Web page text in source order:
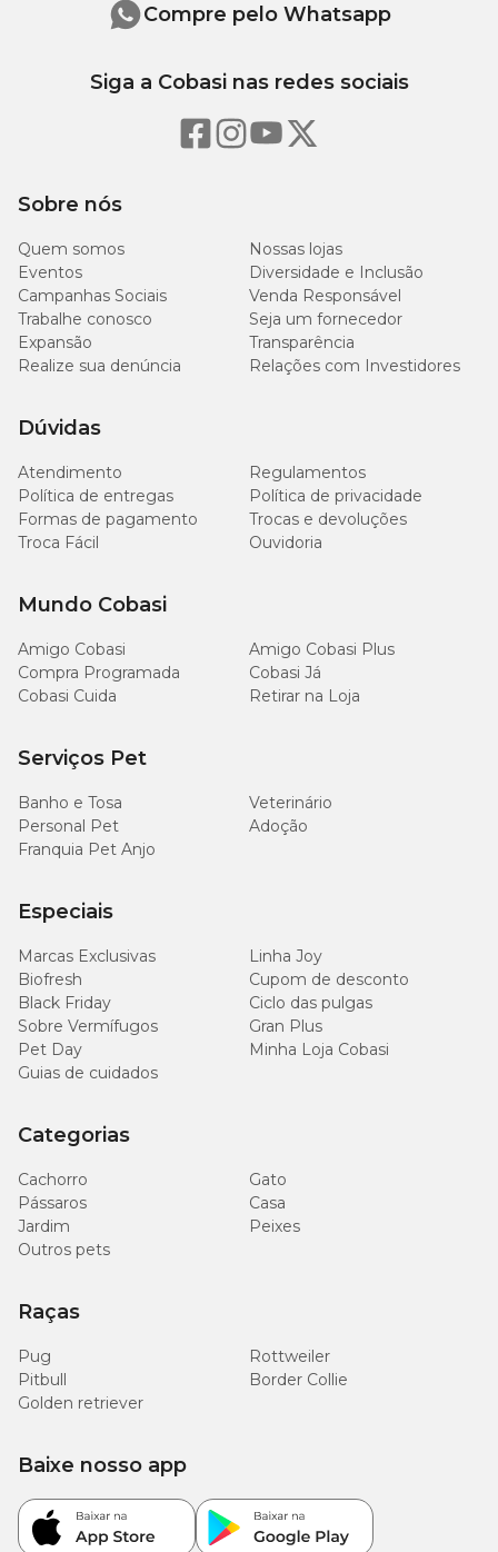
Sobre nós
Quem somos
Nossas lojas
Eventos
Diversidade e Inclusão
Campanhas Sociais
Venda Responsável
Trabalhe conosco
Seja um fornecedor
Expansão
Transparência
Realize sua denúncia
Relações com Investidores
Dúvidas
Atendimento
Regulamentos
Política de entregas
Política de privacidade
Formas de pagamento
Trocas e devoluções
Troca Fácil
Ouvidoria
Mundo Cobasi
Amigo Cobasi
Amigo Cobasi Plus
Compra Programada
Cobasi Já
Cobasi Cuida
Retirar na Loja
Serviços Pet
Banho e Tosa
Veterinário
Personal Pet
Adoção
Franquia Pet Anjo
Especiais
Marcas Exclusivas
Linha Joy
Biofresh
Cupom de desconto
Black Friday
Ciclo das pulgas
Sobre Vermífugos
Gran Plus
Pet Day
Minha Loja Cobasi
Guias de cuidados
Categorias
Cachorro
Gato
Pássaros
Casa
Jardim
Peixes
Outros pets
Raças
Pug
Rottweiler
Pitbull
Border Collie
Golden retriever
Compre pelo Whatsapp
Siga a Cobasi nas redes sociais
Baixe nosso app